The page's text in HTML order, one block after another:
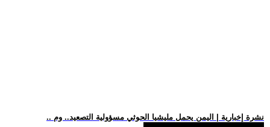
.. نشرة إخبارية | اليمن يحمل مليشيا الحوثي مسؤولية التصعيد.. وم